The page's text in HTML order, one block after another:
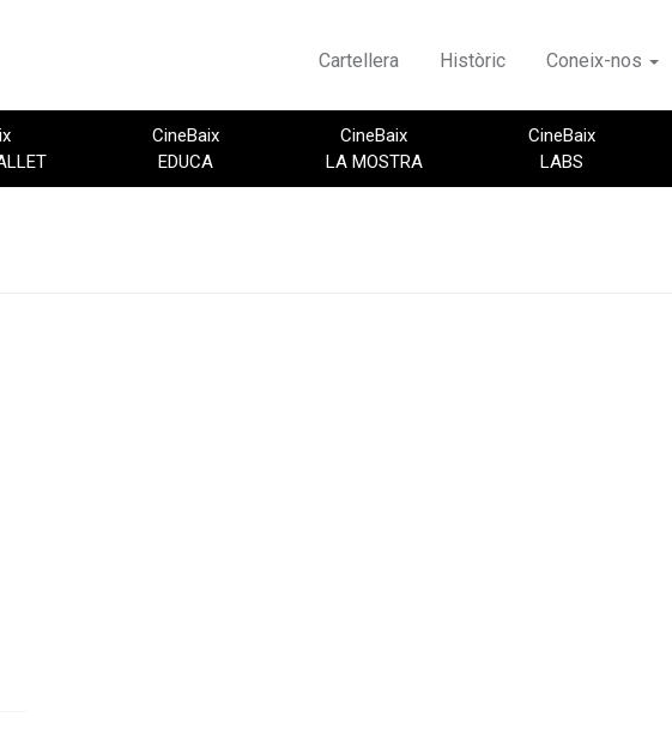
Cartellera Històric Coneix-nos
CineBaix
EDUCA
CineBaix
LA MOSTRA
CineBaix
LABS